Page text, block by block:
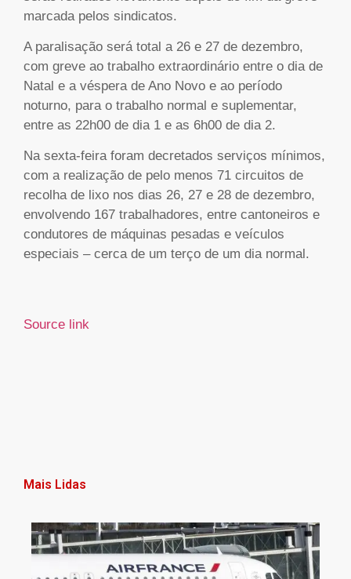
marcada pelos sindicatos.
A paralisação será total a 26 e 27 de dezembro,
com greve ao trabalho extraordinário entre o dia de
Natal e a véspera de Ano Novo e ao período
noturno, para o trabalho normal e suplementar,
entre as 22h00 de dia 1 e as 6h00 de dia 2.
Na sexta-feira foram decretados serviços mínimos,
com a realização de pelo menos 71 circuitos de
recolha de lixo nos dias 26, 27 e 28 de dezembro,
envolvendo 167 trabalhadores, entre cantoneiros e
condutores de máquinas pesadas e veículos
especiais – cerca de um terço de um dia normal.
Source link
Mais Lidas